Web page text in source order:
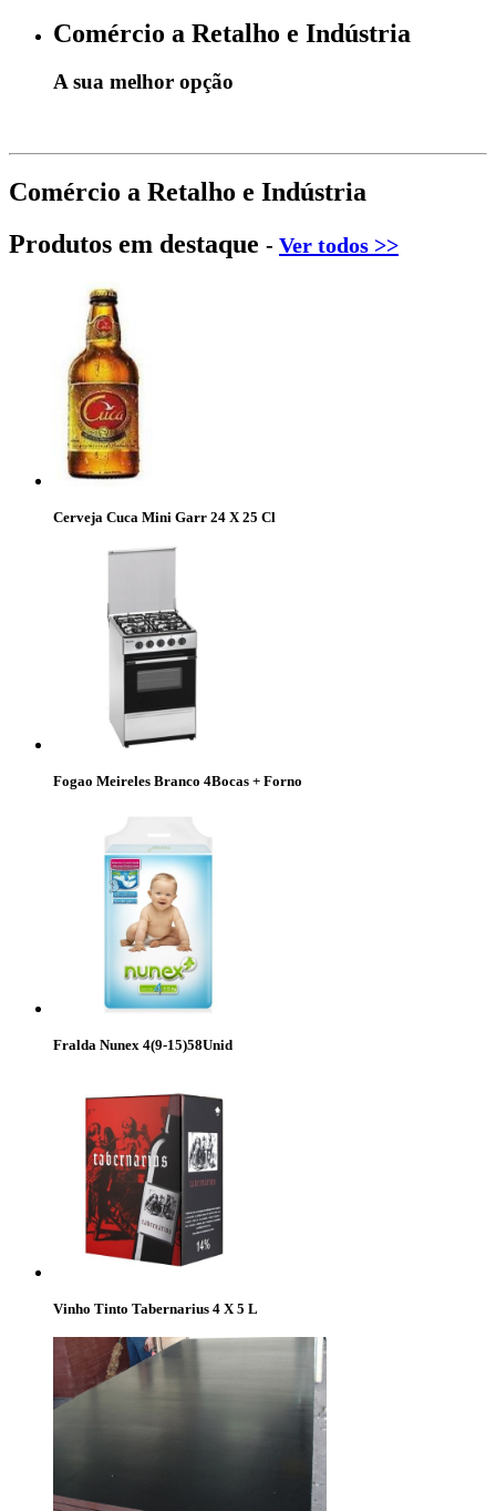
Comércio a Retalho e Indústria
A sua melhor opção
Comércio a Retalho e Indústria
Produtos em destaque - Ver todos >>
Cerveja Cuca Mini Garr 24 X 25 Cl
Fogao Meireles Branco 4Bocas + Forno
Fralda Nunex 4(9-15)58Unid
Vinho Tinto Tabernarius 4 X 5 L